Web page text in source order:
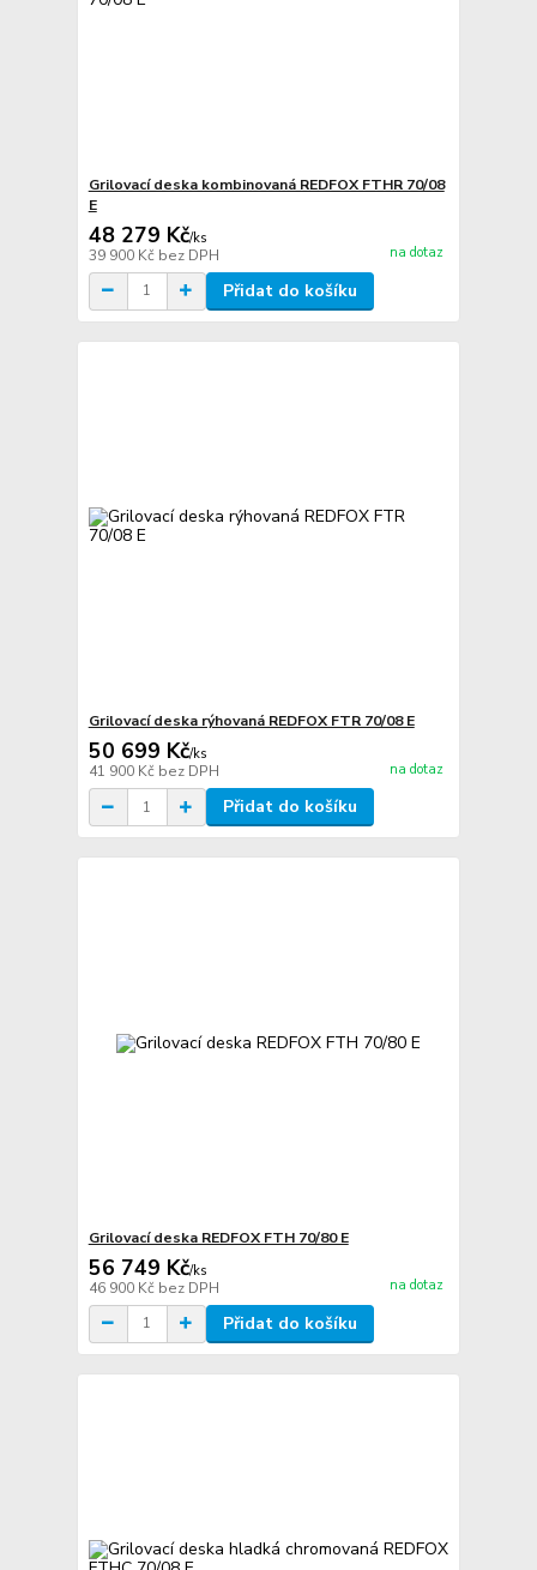
Grilovací deska kombinovaná REDFOX FTHR 70/08
E
48 279 Kč/ks
39 900 Kč bez DPH na dotaz
Přidat do košíku
Grilovací deska rýhovaná REDFOX FTR 70/08 E
50 699 Kč/ks
41 900 Kč bez DPH na dotaz
Přidat do košíku
Grilovací deska REDFOX FTH 70/80 E
56 749 Kč/ks
46 900 Kč bez DPH na dotaz
Přidat do košíku